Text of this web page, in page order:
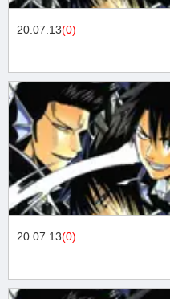
20.07.13(0)
20.07.13(0)